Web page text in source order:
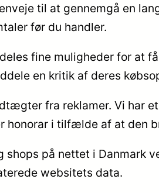
til at gennemgå en
før du handler.
fine muligheder for at
en kritik af deres
fra reklamer. Vi har
honorar i tilfælde af at den
shops på nettet i Danmark
websitets data.